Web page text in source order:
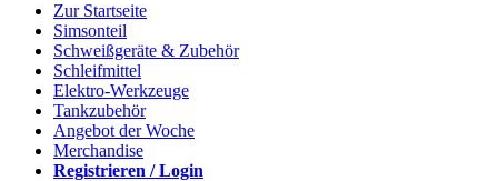
Zur Startseite
Simsonteil
Schweißgeräte & Zubehör
Schleifmittel
Elektro-Werkzeuge
Tankzubehör
Angebot der Woche
Merchandise
Registrieren / Login